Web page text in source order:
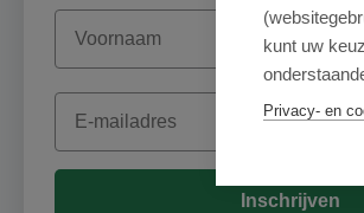
kunt uw
Privacy- en
Voornaam
Email
Inschrijven